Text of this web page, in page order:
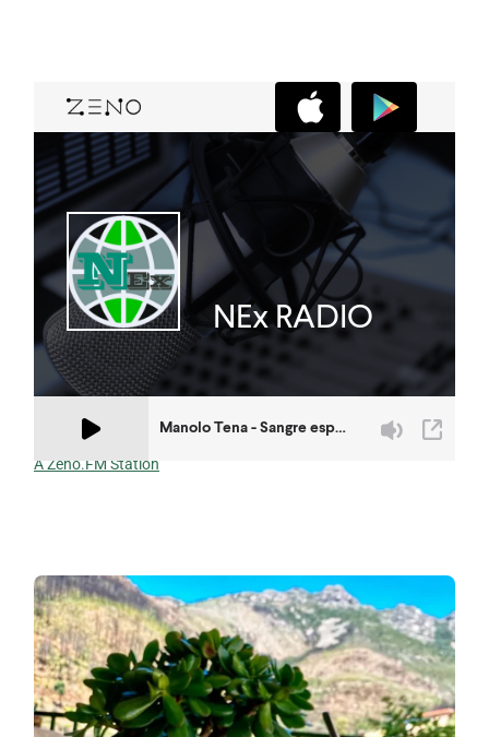
A Zeno.FM Station